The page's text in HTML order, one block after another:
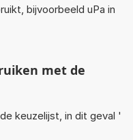
bijvoorbeeld uPa in
met de
keuzelijst, in dit geval '